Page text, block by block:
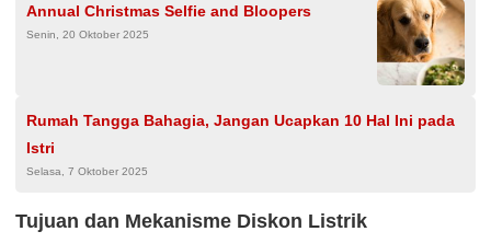
Annual Christmas Selfie and Bloopers
Senin, 20 Oktober 2025
Rumah Tangga Bahagia, Jangan Ucapkan 10 Hal Ini pada
Istri
Selasa, 7 Oktober 2025
Tujuan dan Mekanisme Diskon Listrik